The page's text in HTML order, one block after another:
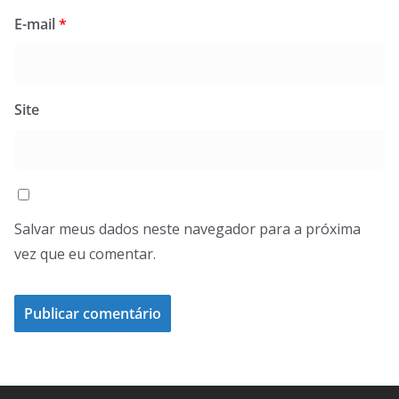
E-mail*
Site
Salvar meus dados neste navegador para a próxima
vez que eu comentar.